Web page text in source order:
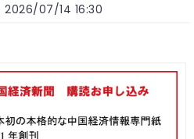
2026/07/14 16:30